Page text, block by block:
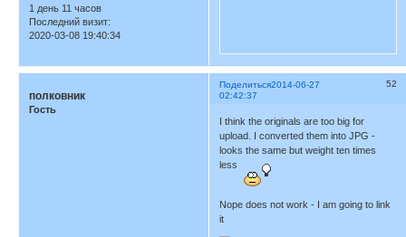
1 день 11 часов
Последний визит:
2020-03-08 19:40:34
Поделиться 52
2014-06-27
02:42:37
полковник
Гость
I think the originals are too big for
upload. I converted them into JPG -
looks the same but weight ten times
less
Nope does not work - I am going to link
it